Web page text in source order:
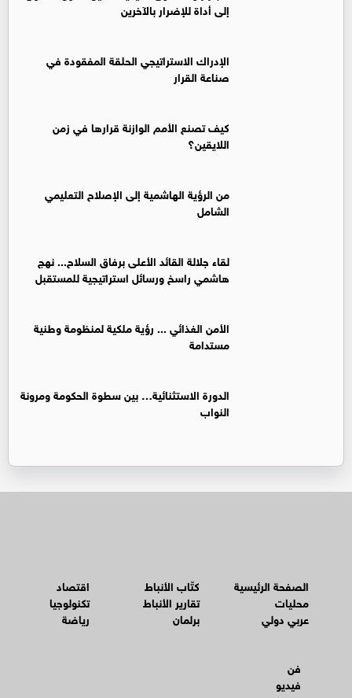
إلى أداة للإضرار بالآخرين
الإدراك الاستراتيجي الحلقة المفقودة في
صناعة القرار
كيف تصنع الأمم الوازنة قرارها في زمن
اللايقين؟
من الرؤية الهاشمية إلى الإصلاح التعليمي
الشامل
لقاء جلالة القائد الأعلى برفاق السلاح... نهج
هاشمي راسخ ورسائل استراتيجية للمستقبل
الأمن الغذائي ... رؤية ملكية لمنظومة وطنية
مستدامة
الدورة الاستثنائية… بين سطوة الحكومة ومرونة
النواب
الصفحة الرئيسية
محليات
عربي دولي
كتّاب الأنباط
تقارير الأنباط
برلمان
اقتصاد
تكنولوجيا
رياضة
فن
فيديو